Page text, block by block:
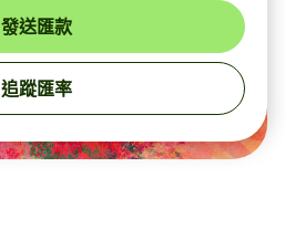
發送匯款
追蹤匯率